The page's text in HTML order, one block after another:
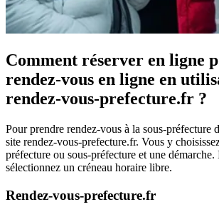
Comment réserver en ligne
rendez-vous en ligne en
rendez-vous-prefecture.fr ?
Pour prendre rendez-vous à la sous-préfecture
site rendez-vous-prefecture.fr. Vous y
préfecture ou sous-préfecture et une démarche.
sélectionnez un créneau horaire libre.
Rendez-vous-prefecture.fr